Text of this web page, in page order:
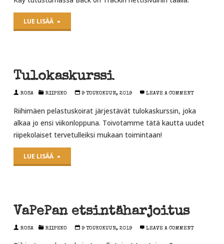
LUE LISÄÄ "Yhteistyö
Trackin
kanssa"
Tulokaskurssi
ROSA RIIPEKO 9 TOUKOKUUN, 2019 LEAVE A COMMENT
Riihimäen pelastuskoirat järjestävät tulokaskurssin, joka
alkaa jo ensi viikonloppuna. Toivotamme tätä kautta uudet
riipekolaiset tervetulleiksi mukaan toimintaan!
LUE LISÄÄ "Tulokaskurssi"
VaPePan etsintäharjoitus
ROSA RIIPEKO 9 TOUKOKUUN, 2019 LEAVE A COMMENT